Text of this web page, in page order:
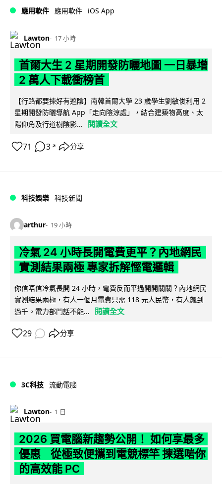
應用軟件 應用軟件 iOS App
Lawton 17 小時
首爾大生 2 星期開發防曬地圖 一日暴增
2 萬人下載衝榜首
【行路都要揀好有遮陰】南韓首爾大學 23 歲學生劉敏俊利用 2
星期開發防曬導航 App「走向陰涼處」，結合建築物高度、太
陽仰角及行道樹陰影...
閱讀全文
71 3 ↗ 分享
科技娛樂 科技新聞
arthur 19 小時
冷氣 24 小時長開電費更平？內地網民
實測結果兩極 專家拆解慳電邏輯
你信唔信冷氣長開 24 小時，電費反而平過開開關關？內地網民
實測結果兩極，有人一個月電費只需 118 元人民幣，有人飆到
過千。電力部門話不能...
閱讀全文
29 分享
3C科技 流動電腦
Lawton 1 日
2026 買電腦新趨勢公開！ 如何享最多
優惠 從極致便攜到電競標竿 揀選啱你
的高效能 PC